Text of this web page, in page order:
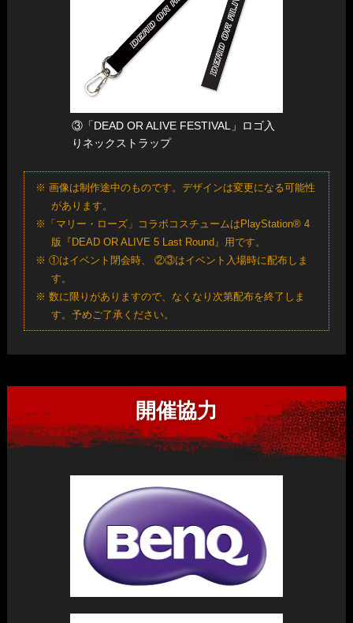
・出場者には試合開始前にコントローラ設定の変更、設定を
確認する時間として1分間が与えられます。試合終了後の
レバー等の不具合の申告による再試合は認められませ
下記の注意事項をよく読み、各応募方法に従ってご応募くだ
■ Twitterによるご応募の場合
「#DOAFESPhotocontest」をつけて写真を添付し、
本
ください。
■ Facebookによるご応募の場合
公式Facebook「Dead or Alive Games」に
「#DOAFESPhotocontest」をつけて、写真を添付し、
■ E-mailによるご応募の場合
promotion08@koeitecmo.co.jp宛てに件名を
にタイトル名、応募部門名を記載してメールをお送りく
※お送りいただきますお写真は、ファイル転送サービスをご利用いただく
か、ファイルの合計サイズを3MB以内にして添付にてお送り下さい。な
お、お預かりした写真データは返却できません。
注意事項
③「DEAD OR ALIVE FESTIVAL」ロゴ入
りネックストラップ
※ 画像は制作途中のものです。デザインは変更になる可能性
があります。
※「マリー・ローズ」コラボコスチュームはPlayStation® 4
版『DEAD OR ALIVE 5 Last Round』用です。
※ ①はイベント閉会時、 ②③はイベント入場時に配布しま
す。
※ 数に限りがありますので、なくなり次第配布を終了しま
す。予めご了承ください。
開催協力